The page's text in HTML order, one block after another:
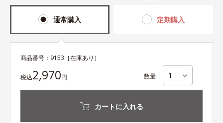
通常購入 定期購入
商品番号： 9153 ［在庫あり］
税込2,970円 数量
カートに入れる